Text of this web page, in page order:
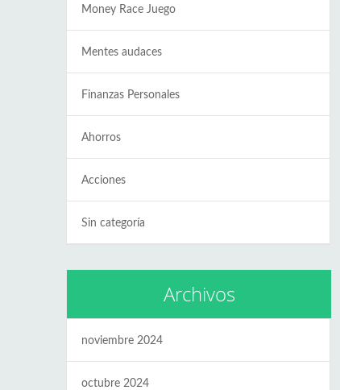
Money Race Juego
Mentes audaces
Finanzas Personales
Ahorros
Acciones
Sin categoría
Archivos
noviembre 2024
octubre 2024